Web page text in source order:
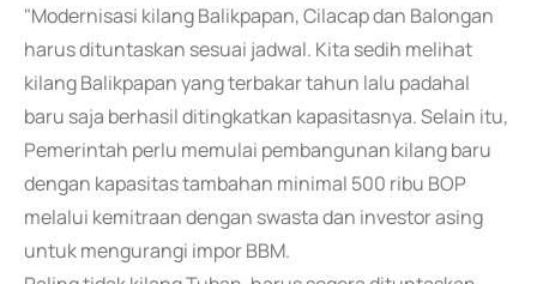
"Modernisasi kilang Balikpapan, Cilacap dan Balongan
harus dituntaskan sesuai jadwal. Kita sedih melihat
kilang Balikpapan yang terbakar tahun lalu padahal
baru saja berhasil ditingkatkan kapasitasnya. Selain itu,
Pemerintah perlu memulai pembangunan kilang baru
dengan kapasitas tambahan minimal 500 ribu BOP
melalui kemitraan dengan swasta dan investor asing
untuk mengurangi impor BBM.